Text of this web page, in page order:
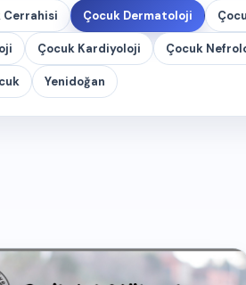
Cerrahisi Çocuk Dermatoloji
Çocuk Kardiyoloji Çocuk
Yenidoğan